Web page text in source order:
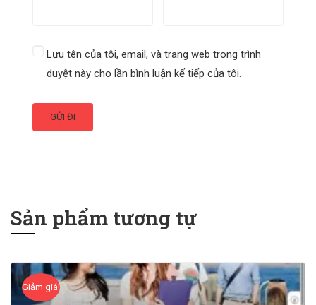
Lưu tên của tôi, email, và trang web trong trình
duyệt này cho lần bình luận kế tiếp của tôi.
Sản phẩm tương tự
Giảm giá!